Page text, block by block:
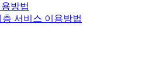
방법
서비스 이용방법